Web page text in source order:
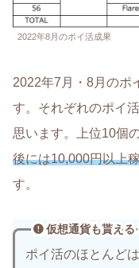
2022年8月のポイ活成果
2022年7月・8月のポ
す。それぞれのポイ
思います。上位10個
後には10,000円以上
す。
仮想通貨も貰える
ポイ活のほとんど